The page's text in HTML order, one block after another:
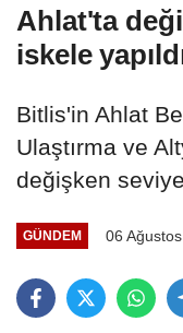
Ahlat'ta
iskele
Bitlis'in Ahlat
Ulaştırma ve
değişken
GÜNDEM 06